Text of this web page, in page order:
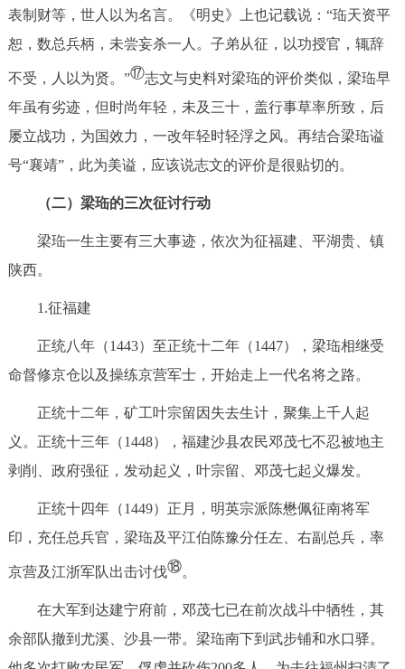
表制财等，世人以为名言。《明史》上也记载说：“珤天资平
恕，数总兵柄，未尝妄杀一人。子弟从征，以功授官，辄辞
不受，人以为贤。”⑰志文与史料对梁珤的评价类似，梁珤早
年虽有劣迹，但时尚年轻，未及三十，盖行事草率所致，后
屡立战功，为国效力，一改年轻时轻浮之风。再结合梁珤谥
号“襄靖”，此为美谥，应该说志文的评价是很贴切的。
（二）梁珤的三次征讨行动
梁珤一生主要有三大事迹，依次为征福建、平湖贵、镇
陕西。
1.征福建
正统八年（1443）至正统十二年（1447），梁珤相继受
命督修京仓以及操练京营军士，开始走上一代名将之路。
正统十二年，矿工叶宗留因失去生计，聚集上千人起
义。正统十三年（1448），福建沙县农民邓茂七不忍被地主
剥削、政府强征，发动起义，叶宗留、邓茂七起义爆发。
正统十四年（1449）正月，明英宗派陈懋佩征南将军
印，充任总兵官，梁珤及平江伯陈豫分任左、右副总兵，率
京营及江浙军队出击讨伐⑱。
在大军到达建宁府前，邓茂七已在前次战斗中牺牲，其
余部队撤到尤溪、沙县一带。梁珤南下到武步铺和水口驿。